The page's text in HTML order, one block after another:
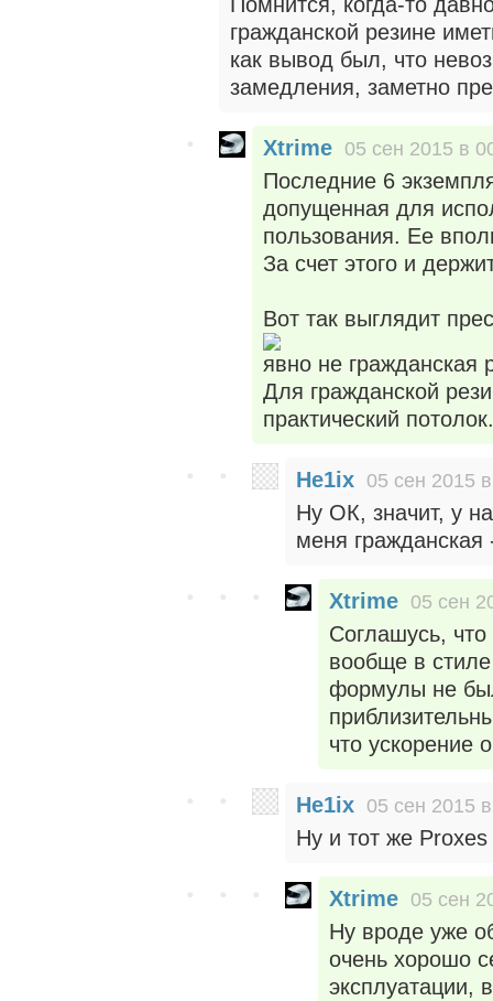
гражданской резине
как вывод был, что
замедления, заметно
Xtrime 05 сен 2015 в
Последние 6
допущенная для
пользования. Ее
За счет этого и
Вот так выглядит
явно не гражданская
Для гражданской
практический потолок.
He1ix 05 сен 2015
Ну ОК, значит, у
меня гражданская
Xtrime 05 сен
Соглашусь, что
вообще в
формулы не
что ускорение
He1ix 05 сен 2015
Ну и тот же
Xtrime 05 сен
Ну вроде уже
очень хорошо
эксплуатации,